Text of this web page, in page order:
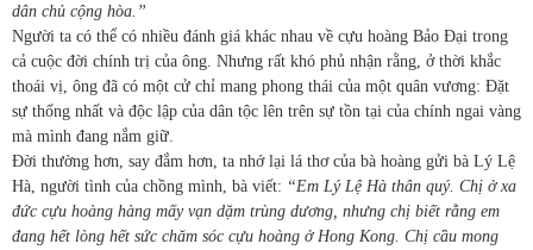
dân chủ cộng hòa.”
Người ta có thể có nhiều đánh giá khác nhau về cựu hoàng Bảo Đại trong
cả cuộc đời chính trị của ông. Nhưng rất khó phủ nhận rằng, ở thời khắc
thoái vị, ông đã có một cử chỉ mang phong thái của một quân vương: Đặt
sự thống nhất và độc lập của dân tộc lên trên sự tồn tại của chính ngai vàng
mà mình đang nắm giữ.
Đời thường hơn, say đắm hơn, ta nhớ lại lá thơ của bà hoàng gửi bà Lý Lệ
Hà, người tình của chồng mình, bà viết: “Em Lý Lệ Hà thân quý. Chị ở xa
đức cựu hoàng hàng mấy vạn dặm trùng dương, nhưng chị biết rằng em
đang hết lòng hết sức chăm sóc cựu hoàng ở Hong Kong. Chị cầu mong